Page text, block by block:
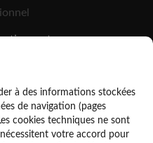
et pros
marques et industriels
à des informations stockées
de navigation (pages
cookies techniques ne sont
votre accord pour